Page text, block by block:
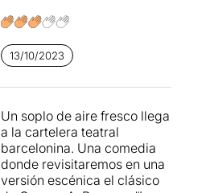
13/10/2023
Un soplo de aire fresco llega
a la cartelera teatral
barcelonina. Una comedia
donde revisitaremos en una
versión escénica el clásico